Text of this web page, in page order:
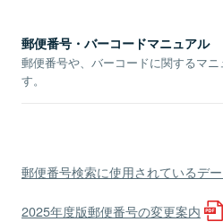
郵便番号・バーコードマニュアル
郵便番号や、バーコードに関するマ
す。
郵便番号検索に使用されているデ
2025年度版郵便番号の変更案内